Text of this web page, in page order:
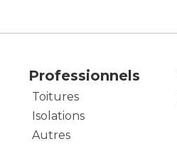
Professionnels
Toitures
Isolations
Autres